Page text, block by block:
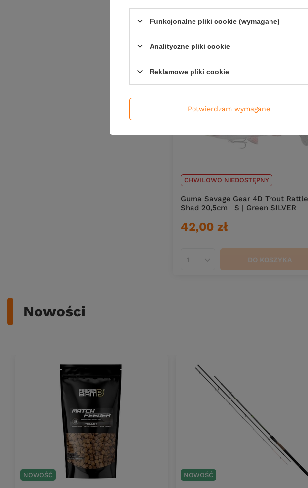
CHWILOWO NIEDOSTĘPNY
Guma Savage Gear 4D Trout Rattle
Shad 20,5cm | S | Green SILVER
42,00 zł
Ilość produktów DO KOSZYKA
Nowości
NOWOŚĆ NOWOŚĆ
Funkcjonalne pliki cookie (wymagane)
Analityczne pliki cookie
Reklamowe pliki cookie
Potwierdzam wymagane